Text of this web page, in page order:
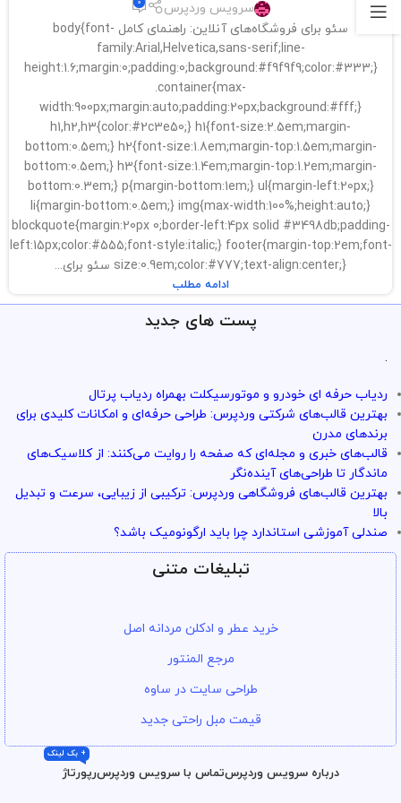
سرویس وردپرس
سئو برای فروشگاه‌های آنلاین: راهنمای کامل body{font-
family:Arial,Helvetica,sans-serif;line-
height:1.6;margin:0;padding:0;background:#f9f9f9;color:#333;}
.container{max-
width:900px;margin:auto;padding:20px;background:#fff;}
h1,h2,h3{color:#2c3e50;} h1{font-size:2.5em;margin-
bottom:0.5em;} h2{font-size:1.8em;margin-top:1.5em;margin-
bottom:0.5em;} h3{font-size:1.4em;margin-top:1.2em;margin-
bottom:0.3em;} p{margin-bottom:1em;} ul{margin-left:20px;}
li{margin-bottom:0.5em;} img{max-width:100%;height:auto;}
blockquote{margin:20px 0;border-left:4px solid #3498db;padding-
left:15px;color:#555;font-style:italic;} footer{margin-top:2em;font-
size:0.9em;color:#777;text-align:center;} سئو برای...
ادامه مطلب
پست های جدید
.
ردیاب حرفه ای خودرو و موتورسیکلت بهمراه ردیاب پرتال
بهترین قالب‌های شرکتی وردپرس: طراحی حرفه‌ای و امکانات کلیدی برای
برندهای مدرن
قالب‌های خبری و مجله‌ای که صفحه را روایت می‌کنند: از کلاسیک‌های
ماندگار تا طراحی‌های آینده‌نگر
بهترین قالب‌های فروشگاهی وردپرس: ترکیبی از زیبایی، سرعت و تبدیل
بالا
صندلی آموزشی استاندارد چرا باید ارگونومیک باشد؟
تبلیغات متنی
خرید عطر و ادکلن مردانه اصل
مرجع المنتور
طراحی سایت در ساوه
قیمت مبل راحتی جدید
درباره سرویس وردپرستماس با سرویس وردپرسرپورتاژ
+ بک لینک